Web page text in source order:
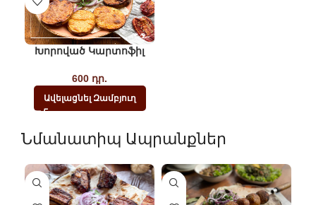
Խորոված Կարտոֆիլ
600 դր.
Ավելացնել Զամբյուղ
Նմանատիպ Ապրանքներ